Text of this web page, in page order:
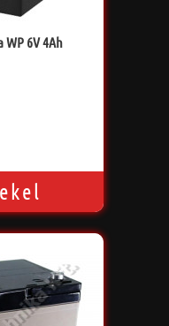
WP 6V 4Ah